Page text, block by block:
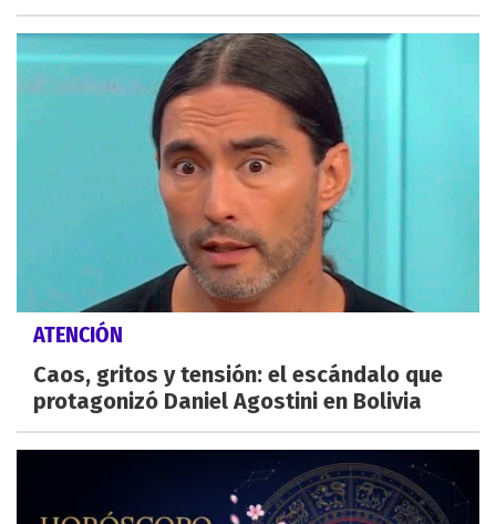
ATENCIÓN
Caos, gritos y tensión: el escándalo que
protagonizó Daniel Agostini en Bolivia